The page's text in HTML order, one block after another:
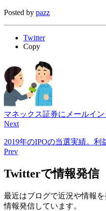
Posted by pazz
Twitter
Copy
マネックス証券にメールイ
Next
2019年のIPOの当選実績。利
Prev
Twitterで情報発信
最近はブログで近況や情報
情報発信しています。